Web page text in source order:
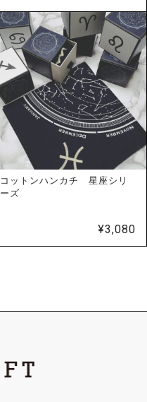
コットンハンカチ 星座シリ
ーズ
¥3,080